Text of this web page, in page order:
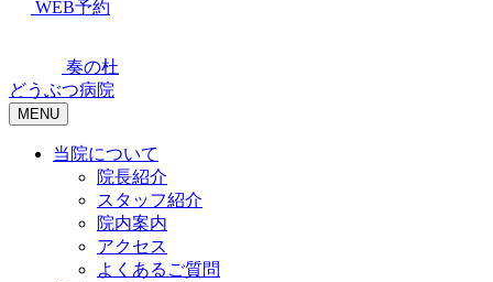
WEB予約
奏の杜
どうぶつ病院
MENU
当院について
院長紹介
スタッフ紹介
院内案内
アクセス
よくあるご質問